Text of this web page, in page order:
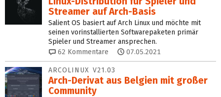
Streamer auf Arch-Basis
Salient OS basiert auf Arch Linux und möchte mit
seinen vorinstallierten Softwarepaketen primär
Spieler und Streamer ansprechen.
62 Kommentare 07.05.2021
ARCOLINUX V21.03
Arch-Derivat aus Belgien mit großer
Community